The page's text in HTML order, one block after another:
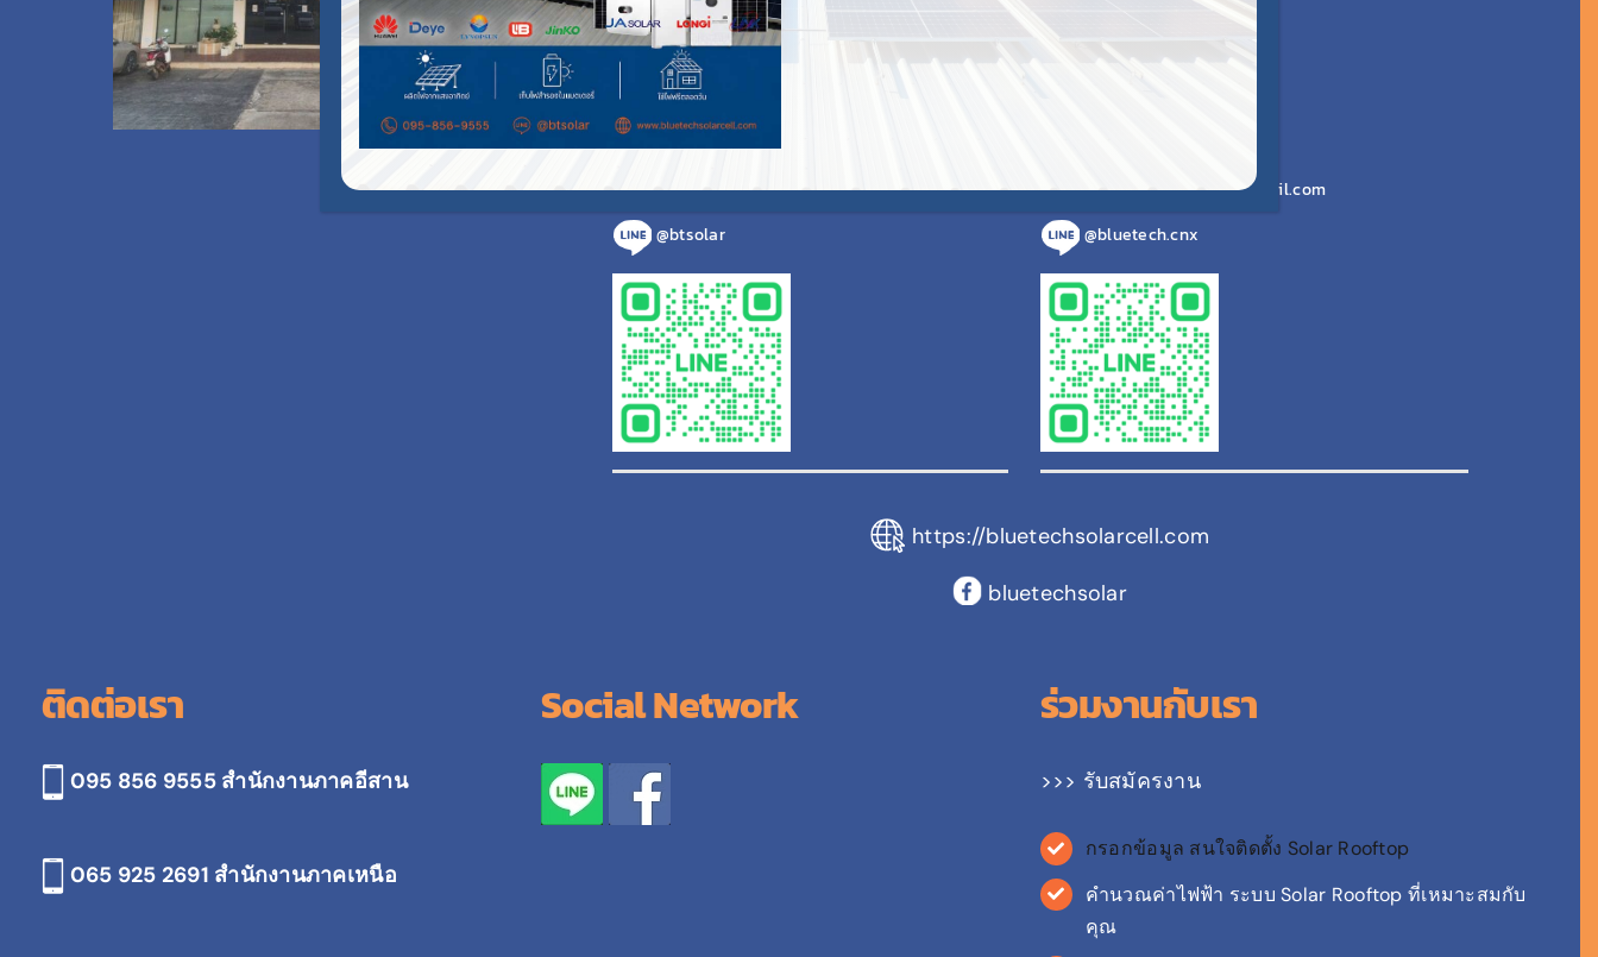
ต.ในเมือง อ.เมืองขอนแก่น
จ.ขอนแก่น 40000
แสดงที่ตั้งบน Google Maps
095 856 9555
bluetechsolar.th@gmail.com
@btsolar
bluetechchiangmai@gmail.com
@bluetech.cnx
https://bluetechsolarcell.com
bluetechsolar
ติดต่อเรา
095 856 9555 สำนักงานภาคอีสาน
065 925 2691 สำนักงานภาคเหนือ
Social Network ร่วมงานกับเรา
>>> รับสมัครงาน
กรอกข้อมูล สนใจติดตั้ง Solar Rooftop
คำนวณค่าไฟฟ้า ระบบ Solar Rooftop ที่เหมาะสมกับ
คุณ